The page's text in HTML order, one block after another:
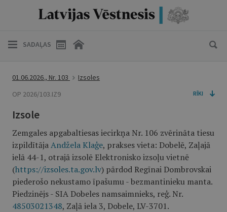
SADAĻAS
01.06.2026., Nr. 103
Izsoles
OP 2026/103.IZ9
RĪKI
Izsole
Zemgales apgabaltiesas iecirkņa Nr. 106 zvērināta tiesu
izpildītājaAndžela Klaģe, prakses vieta: Dobelē, Zaļajā
ielā 44-1, otrajā izsolē Elektronisko izsoļu vietnē
(https://izsoles.ta.gov.lv) pārdod Regīnai Dombrovskai
piederošo nekustamo īpašumu - bezmantinieku manta.
Piedzinējs - SIA Dobeles namsaimnieks, reģ. Nr.
48503021348, Zaļā iela 3, Dobele, LV-3701.